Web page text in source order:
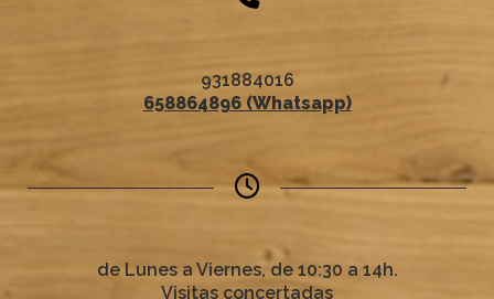
931884016
658864896 (Whatsapp)
de Lunes a Viernes, de 10:30 a 14h.
Visitas concertadas